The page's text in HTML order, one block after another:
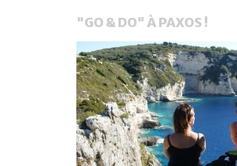
"GO & DO" À PAXOS !